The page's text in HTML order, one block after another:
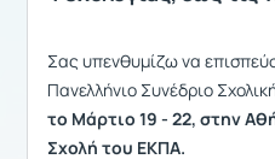
Σας υπενθυμίζω να
Πανελλήνιο Συνέδριο
το Μάρτιο 19 - 22, στην
Σχολή του ΕΚΠΑ.